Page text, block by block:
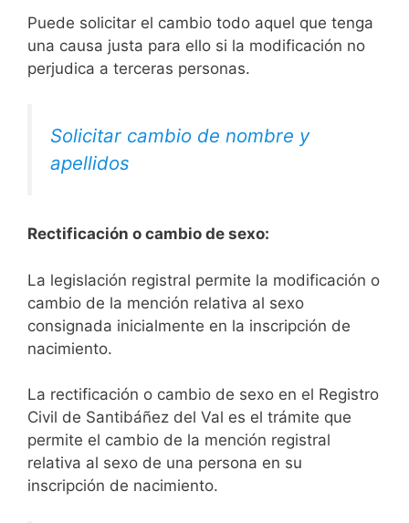
Puede solicitar el cambio todo aquel que tenga
una causa justa para ello si la modificación no
perjudica a terceras personas.
Solicitar cambio de nombre y
apellidos
Rectificación o cambio de sexo:
La legislación registral permite la modificación o
cambio de la mención relativa al sexo
consignada inicialmente en la inscripción de
nacimiento.
La rectificación o cambio de sexo en el Registro
Civil de Santibáñez del Val es el trámite que
permite el cambio de la mención registral
relativa al sexo de una persona en su
inscripción de nacimiento.